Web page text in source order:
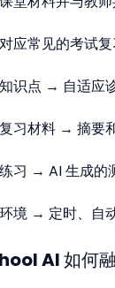
应常见的考试复
识点 → 自适应
习材料 → 摘要
习 → AI 生成的
境 → 定时、自
AI 如何